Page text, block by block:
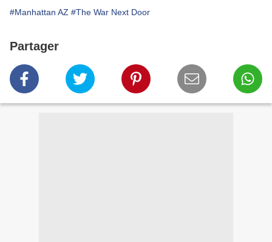
#Manhattan AZ #The War Next Door
Partager